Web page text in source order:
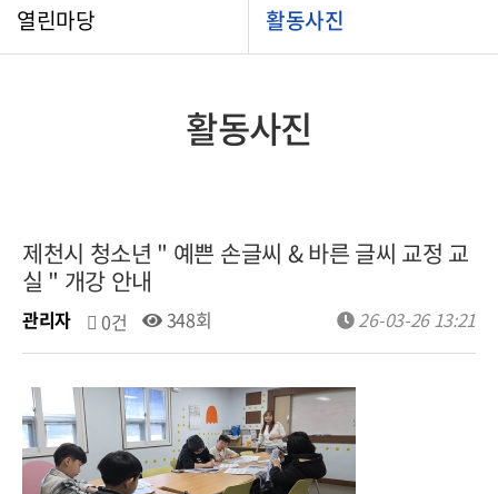
열린마당 활동사진
활동사진
제천시 청소년 " 예쁜 손글씨 & 바른 글씨 교정 교
실 " 개강 안내
관리자 0건 348회 26-03-26 13:21